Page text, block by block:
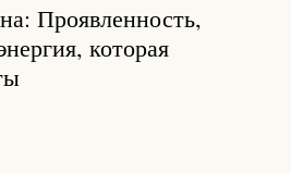
Проявленность,
которая